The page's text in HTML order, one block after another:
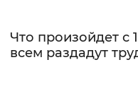
Что произойдет с
всем раздадут